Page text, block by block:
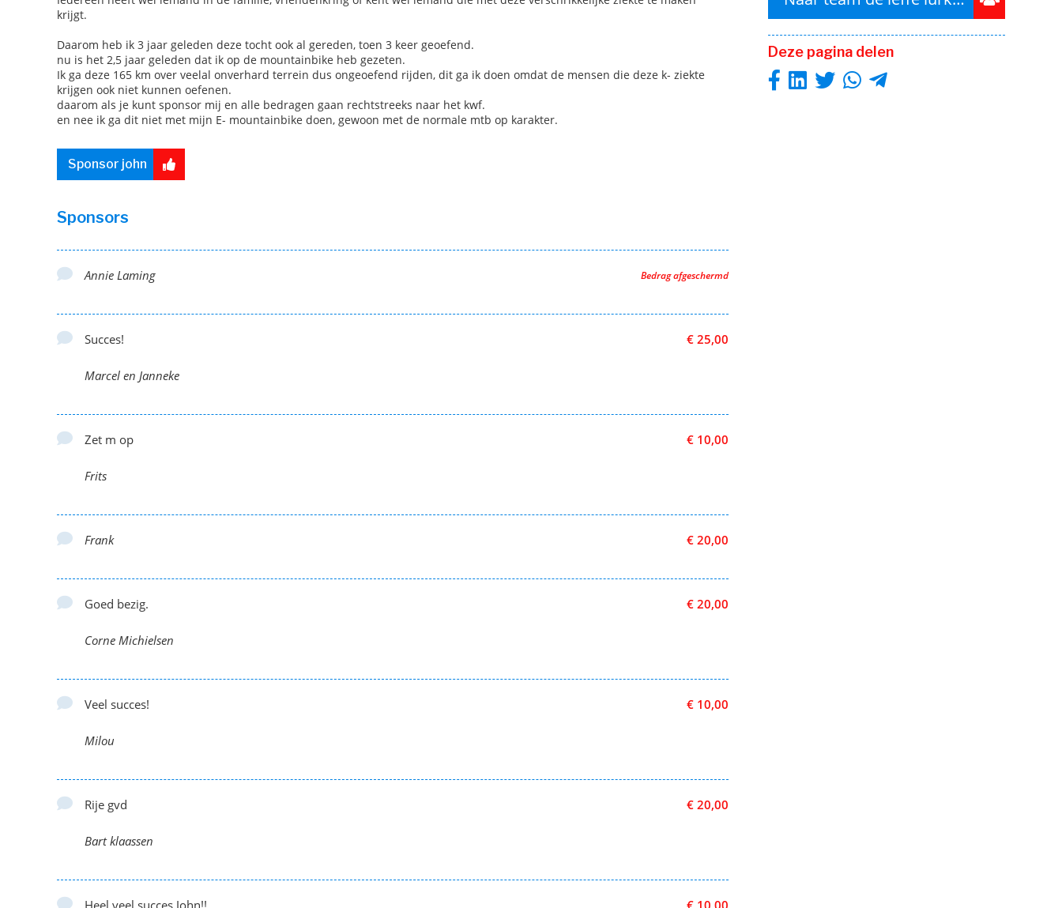
krijgt.
Daarom heb ik 3 jaar geleden deze tocht ook al gereden, toen 3 keer geoefend.
nu is het 2,5 jaar geleden dat ik op de mountainbike heb gezeten.
Ik ga deze 165 km over veelal onverhard terrein dus ongeoefend rijden, dit ga ik doen omdat de mensen die deze k- ziekte
krijgen ook niet kunnen oefenen.
daarom als je kunt sponsor mij en alle bedragen gaan rechtstreeks naar het kwf.
en nee ik ga dit niet met mijn E- mountainbike doen, gewoon met de normale mtb op karakter.
Sponsor john
Deze pagina delen
Sponsors
Bedrag afgeschermd
Annie Laming
€ 25,00
Succes!
Marcel en Janneke
€ 10,00
Zet m op
Frits
€ 20,00
Frank
€ 20,00
Goed bezig.
Corne Michielsen
€ 10,00
Veel succes!
Milou
€ 20,00
Rije gvd
Bart klaassen
€ 10,00
Heel veel succes John!!